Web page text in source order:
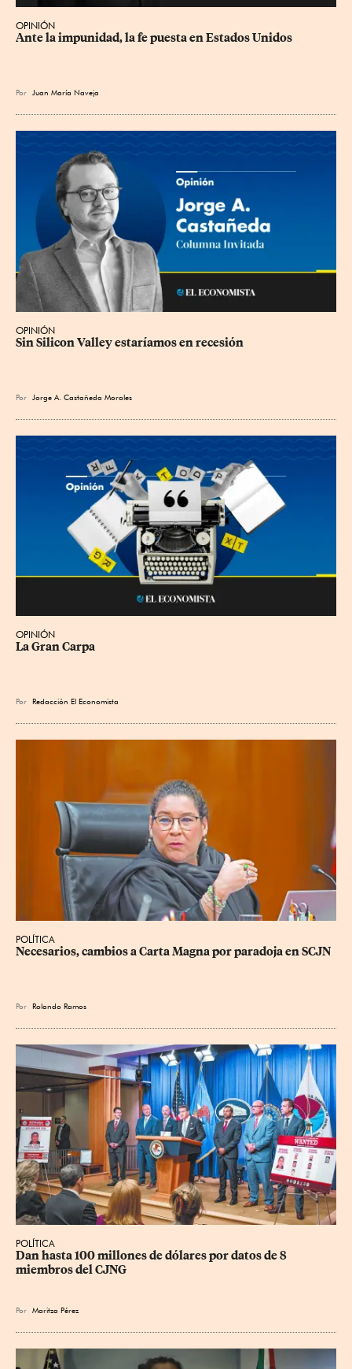
OPINIÓN
Ante la impunidad, la fe puesta en Estados Unidos
Por Juan María Naveja
OPINIÓN
Sin Silicon Valley estaríamos en recesión
Por Jorge A. Castañeda Morales
OPINIÓN
La Gran Carpa
Por Redacción El Economista
POLÍTICA
Necesarios, cambios a Carta Magna por paradoja en SCJN
Por Rolando Ramos
POLÍTICA
Dan hasta 100 millones de dólares por datos de 8
miembros del CJNG
Por Maritza Pérez